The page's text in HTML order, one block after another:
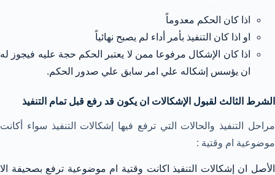
اذا كان الحكم معدوماً
او اذا كان التنفيذ بأمر أداء لم يصبح نهائياً
اذا كان الإشكال مرفوعا ممن لا يعتبر الحكم حجة عليه فيجوز له
ان يؤسس إشكاله علي امر سابق علي صدور الحكم.
الشرط الثالث لقبول الإشكالات ان يكون قد رفع قبل تمام التنفيذ
مراحل التنفيذ والحالات التي ترفع فيها إشكالات التنفيذ سواء أكانت
موضوعية ام وقتية :
الأصل ان إشكالات التنفيذ اكانت وقتية ام موضوعية ترفع بصحيفة الا